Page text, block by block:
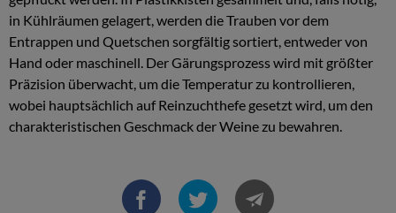
in Kühlräumen gelagert, werden die Trauben vor dem
Entrappen und Quetschen sorgfältig sortiert, entweder von
Hand oder maschinell. Der Gärungsprozess wird mit größter
Präzision überwacht, um die Temperatur zu kontrollieren,
wobei hauptsächlich auf Reinzuchthefe gesetzt wird, um den
charakteristischen Geschmack der Weine zu bewahren.